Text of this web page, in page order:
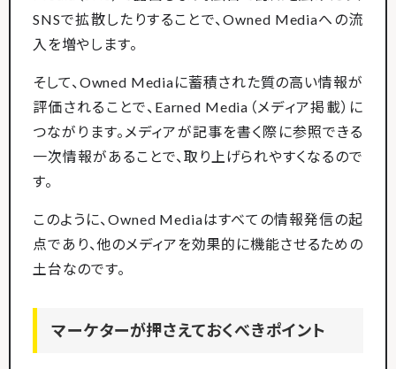
SNSで拡散したりすることで、Owned Mediaへの流
入を増やします。
そして、Owned Mediaに蓄積された質の高い情報が
評価されることで、Earned Media（メディア掲載）に
つながります。メディアが記事を書く際に参照できる
一次情報があることで、取り上げられやすくなるので
す。
このように、Owned Mediaはすべての情報発信の起
点であり、他のメディアを効果的に機能させるための
土台なのです。
マーケターが押さえておくべきポイント